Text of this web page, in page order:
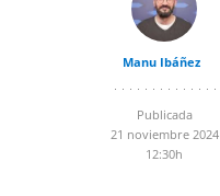
Manu Ibáñez
Publicada
21 noviembre 2024
12:30h